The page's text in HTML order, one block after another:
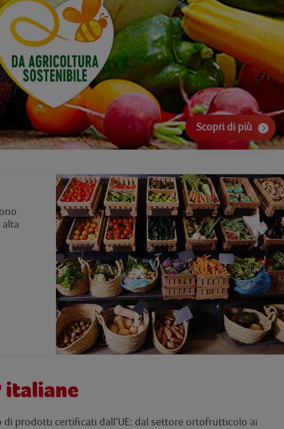
Scopri di più
italiane
di prodotti certificati dall’UE: dal settore ortofrutticolo ai